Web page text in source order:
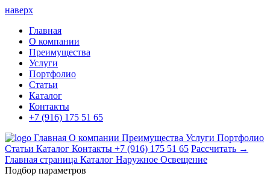
наверх
Главная
О компании
Преимущества
Услуги
Портфолио
Статьи
Каталог
Контакты
+7 (916) 175 51 65
Главная О компании Преимущества Услуги Портфолио
Статьи Каталог Контакты +7 (916) 175 51 65 Рассчитать →
Главная страница Каталог Наружное Освещение
Подбор параметров